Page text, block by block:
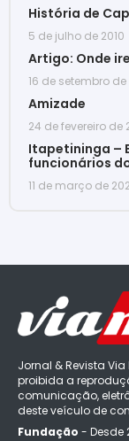
História de
5 de julho de 2010
Artigo: Onde
16 de setembro de
Amizade
24 de fevereiro de
Itapetininga –
funcionários
11 de março de
Jornal & Revista
proibida a
comunicação,
deste veículo de
Fundação - Desde